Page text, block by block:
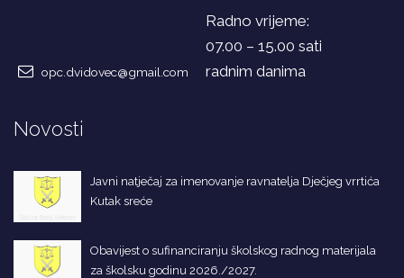
opc.dvidovec@gmail.com
Radno vrijeme:
07.00 – 15.00 sati
radnim danima
Novosti
Javni natječaj za imenovanje ravnatelja Dječjeg vrrtića
Kutak sreće
Obavijest o sufinanciranju školskog radnog materijala
za školsku godinu 2026./2027.